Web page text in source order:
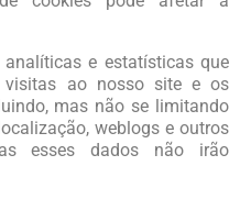
e estatísticas que
visitas ao nosso site e os
mas não se limitando
weblogs e outros
esses dados não irão